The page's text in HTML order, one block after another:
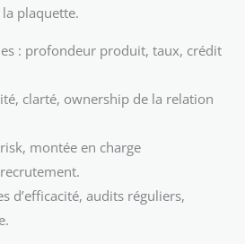
plaquette.
: profondeur produit, taux, crédit
clarté, ownership de la relation
montée en charge
d’efficacité, audits réguliers,